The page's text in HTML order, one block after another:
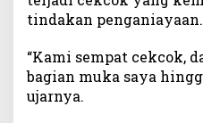
i
c
a
k
tindakan penganiayaan.
“Kami sempat cekcok,
bagian muka saya
ujarnya.